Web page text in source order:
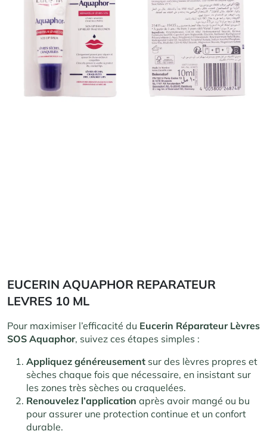
EUCERIN AQUAPHOR REPARATEUR
LEVRES 10 ML
Pour maximiser l’efficacité du Eucerin Réparateur Lèvres
SOS Aquaphor, suivez ces étapes simples :
Appliquez généreusement sur des lèvres propres et
sèches chaque fois que nécessaire, en insistant sur
les zones très sèches ou craquelées.
Renouvelez l’application après avoir mangé ou bu
pour assurer une protection continue et un confort
durable.